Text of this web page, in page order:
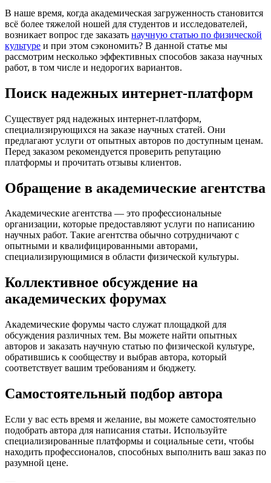
В наше время, когда академическая загруженность становится
всё более тяжелой ношей для студентов и исследователей,
возникает вопрос где заказать научную статью по физической
культуре и при этом сэкономить? В данной статье мы
рассмотрим несколько эффективных способов заказа научных
работ, в том числе и недорогих вариантов.
Поиск надежных интернет-платформ
Существует ряд надежных интернет-платформ,
специализирующихся на заказе научных статей. Они
предлагают услуги от опытных авторов по доступным ценам.
Перед заказом рекомендуется проверить репутацию
платформы и прочитать отзывы клиентов.
Обращение в академические агентства
Академические агентства — это профессиональные
организации, которые предоставляют услуги по написанию
научных работ. Такие агентства обычно сотрудничают с
опытными и квалифицированными авторами,
специализирующимися в области физической культуры.
Коллективное обсуждение на
академических форумах
Академические форумы часто служат площадкой для
обсуждения различных тем. Вы можете найти опытных
авторов и заказать научную статью по физической культуре,
обратившись к сообществу и выбрав автора, который
соответствует вашим требованиям и бюджету.
Самостоятельный подбор автора
Если у вас есть время и желание, вы можете самостоятельно
подобрать автора для написания статьи. Используйте
специализированные платформы и социальные сети, чтобы
находить профессионалов, способных выполнить ваш заказ по
разумной цене.